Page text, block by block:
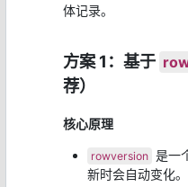
体记录。
方案 1：基于
荐）
核心原理
rowversion 是一
新时会自动变化。